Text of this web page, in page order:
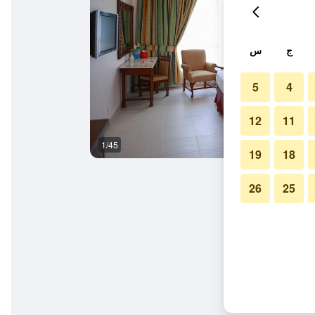
1/45
ج س
4
5
11
12
18
19
25
26